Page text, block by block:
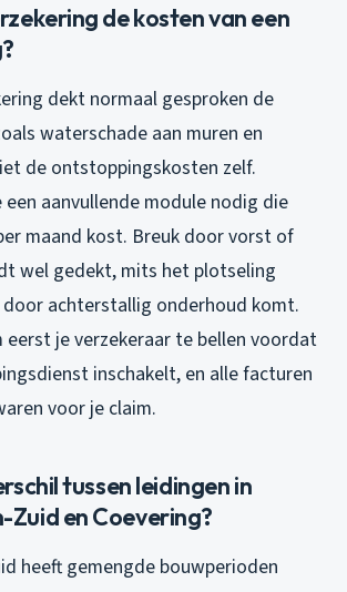
de kosten van een
dekt normaal gesproken de
waterschade aan muren en
de ontstoppingskosten zelf.
een aanvullende module nodig die
maand kost. Breuk door vorst of
wel gedekt, mits het plotseling
achterstallig onderhoud komt.
eerst je verzekeraar te bellen voordat
inschakelt, en alle facturen
voor je claim.
tussen leidingen in
Zuid en Coevering?
heeft gemengde bouwperioden